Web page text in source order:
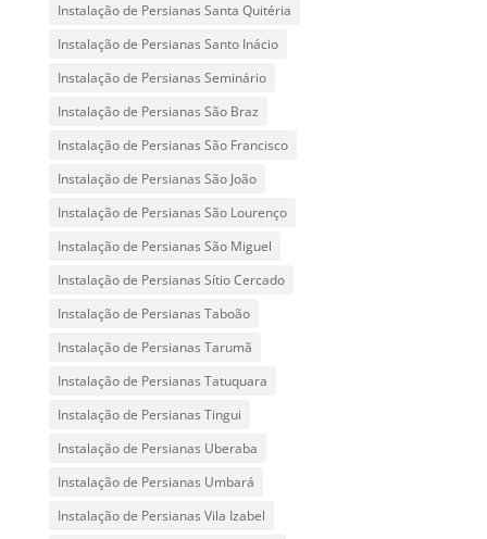
Instalação de Persianas Santa Quitéria
Instalação de Persianas Santo Inácio
Instalação de Persianas Seminário
Instalação de Persianas São Braz
Instalação de Persianas São Francisco
Instalação de Persianas São João
Instalação de Persianas São Lourenço
Instalação de Persianas São Miguel
Instalação de Persianas Sítio Cercado
Instalação de Persianas Taboão
Instalação de Persianas Tarumã
Instalação de Persianas Tatuquara
Instalação de Persianas Tingui
Instalação de Persianas Uberaba
Instalação de Persianas Umbará
Instalação de Persianas Vila Izabel